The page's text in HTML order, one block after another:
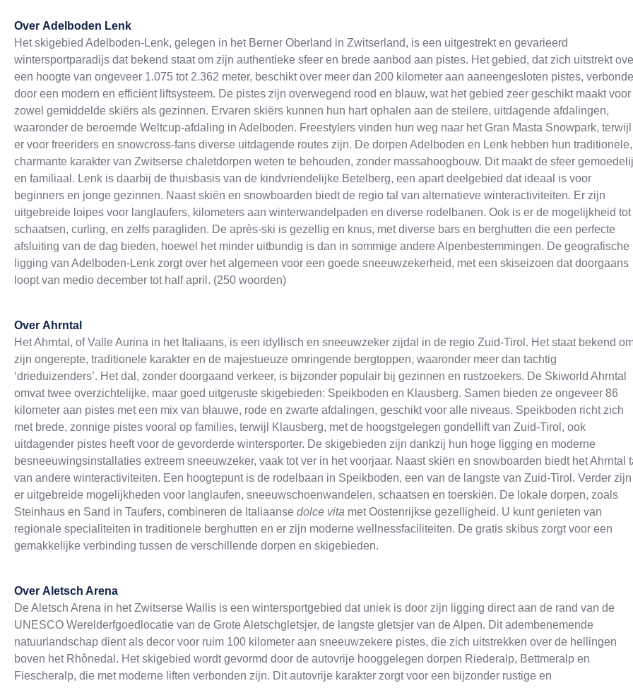
Over Adelboden Lenk
Het skigebied Adelboden-Lenk, gelegen in het Berner Oberland in Zwitserland, is een uitgestrekt en gevarieerd
wintersportparadijs dat bekend staat om zijn authentieke sfeer en brede aanbod aan pistes. Het gebied, dat zich uitstrekt
een hoogte van ongeveer 1.075 tot 2.362 meter, beschikt over meer dan 200 kilometer aan aaneengesloten pistes,
door een modern en efficiënt liftsysteem. De pistes zijn overwegend rood en blauw, wat het gebied zeer geschikt maakt voor
zowel gemiddelde skiërs als gezinnen. Ervaren skiërs kunnen hun hart ophalen aan de steilere, uitdagende afdalingen,
waaronder de beroemde Weltcup-afdaling in Adelboden. Freestylers vinden hun weg naar het Gran Masta Snowpark, terwijl
er voor freeriders en snowcross-fans diverse uitdagende routes zijn. De dorpen Adelboden en Lenk hebben hun traditionele,
charmante karakter van Zwitserse chaletdorpen weten te behouden, zonder massahoogbouw. Dit maakt de sfeer
en familiaal. Lenk is daarbij de thuisbasis van de kindvriendelijke Betelberg, een apart deelgebied dat ideaal is voor
beginners en jonge gezinnen. Naast skiën en snowboarden biedt de regio tal van alternatieve winteractiviteiten. Er zijn
uitgebreide loipes voor langlaufers, kilometers aan winterwandelpaden en diverse rodelbanen. Ook is er de mogelijkheid tot
schaatsen, curling, en zelfs paragliden. De après-ski is gezellig en knus, met diverse bars en berghutten die een perfecte
afsluiting van de dag bieden, hoewel het minder uitbundig is dan in sommige andere Alpenbestemmingen. De geografische
ligging van Adelboden-Lenk zorgt over het algemeen voor een goede sneeuwzekerheid, met een skiseizoen dat doorgaans
loopt van medio december tot half april. (250 woorden)
Over Ahrntal
Het Ahrntal, of Valle Aurina in het Italiaans, is een idyllisch en sneeuwzeker zijdal in de regio Zuid-Tirol. Het staat bekend
zijn ongerepte, traditionele karakter en de majestueuze omringende bergtoppen, waaronder meer dan tachtig
‘drieduizenders’. Het dal, zonder doorgaand verkeer, is bijzonder populair bij gezinnen en rustzoekers. De Skiworld Ahrntal
omvat twee overzichtelijke, maar goed uitgeruste skigebieden: Speikboden en Klausberg. Samen bieden ze ongeveer 86
kilometer aan pistes met een mix van blauwe, rode en zwarte afdalingen, geschikt voor alle niveaus. Speikboden richt zich
met brede, zonnige pistes vooral op families, terwijl Klausberg, met de hoogstgelegen gondellift van Zuid-Tirol, ook
uitdagender pistes heeft voor de gevorderde wintersporter. De skigebieden zijn dankzij hun hoge ligging en moderne
besneeuwingsinstallaties extreem sneeuwzeker, vaak tot ver in het voorjaar. Naast skiën en snowboarden biedt het Ahrntal
van andere winteractiviteiten. Een hoogtepunt is de rodelbaan in Speikboden, een van de langste van Zuid-Tirol. Verder zijn
er uitgebreide mogelijkheden voor langlaufen, sneeuwschoenwandelen, schaatsen en toerskiën. De lokale dorpen, zoals
Steinhaus en Sand in Taufers, combineren de Italiaanse dolce vita met Oostenrijkse gezelligheid. U kunt genieten van
regionale specialiteiten in traditionele berghutten en er zijn moderne wellnessfaciliteiten. De gratis skibus zorgt voor een
gemakkelijke verbinding tussen de verschillende dorpen en skigebieden.
Over Aletsch Arena
De Aletsch Arena in het Zwitserse Wallis is een wintersportgebied dat uniek is door zijn ligging direct aan de rand van de
UNESCO Werelderfgoedlocatie van de Grote Aletschgletsjer, de langste gletsjer van de Alpen. Dit adembenemende
natuurlandschap dient als decor voor ruim 100 kilometer aan sneeuwzekere pistes, die zich uitstrekken over de hellingen
boven het Rhônedal. Het skigebied wordt gevormd door de autovrije hooggelegen dorpen Riederalp, Bettmeralp en
Fiescheralp, die met moderne liften verbonden zijn. Dit autovrije karakter zorgt voor een bijzonder rustige en